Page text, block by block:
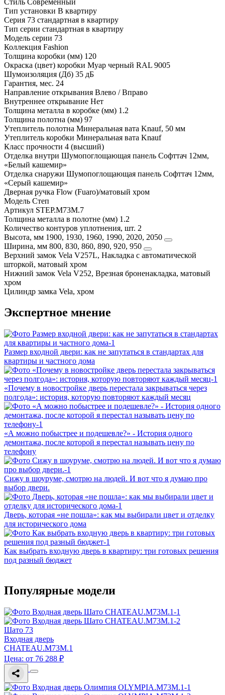
Тип установки В квартиру
Серия 73 стандартная в квартиру
Тип серии стандартная в квартиру
Модель серии 73
Коллекция Fashion
Толщина коробки (мм) 120
Окраска (цвет) коробки Муар черный RAL 9005
Шумоизоляция (Дб) 35 дБ
Гарантия, мес. 24
Направление открывания Влево / Вправо
Внутреннее открывание Нет
Толщина металла в коробке (мм) 1.2
Толщина полотна (мм) 97
Утеплитель полотна Минеральная вата Knauf, 50 мм
Утеплитель коробки Минеральная вата Knauf
Класс прочности 4 (высший)
Отделка внутри Шумопоглощающая панель Софттач 12мм,
«Белый кашемир»
Отделка снаружи Шумопоглощающая панель Софттач 12мм,
«Серый кашемир»
Дверная ручка Flow (Fuaro)/матовый хром
Модель Степ
Артикул STEP.M73M.7
Толщина металла в полотне (мм) 1.2
Количество контуров уплотнения, шт. 2
Высота, мм 1900, 1930, 1960, 1990, 2020, 2050
Ширина, мм 800, 830, 860, 890, 920, 950
Верхний замок Vela V257L, Накладка с автоматической
шторкой, матовый хром
Нижний замок Vela V252, Врезная броненакладка, матовый
хром
Цилиндр замка Vela, хром
Экспертное мнение
Размер входной двери: как не запутаться в стандартах для
квартиры и частного дома
«Почему в новостройке дверь перестала закрываться через
полгода»: история, которую повторяют каждый месяц
«А можно побыстрее и подешевле?» - История одного
демонтажа, после которой я перестал называть цену по
телефону
Сижу в шоуруме, смотрю на людей. И вот что я думаю про
выбор двери.
Дверь, которая «не пошла»: как мы выбирали цвет и отделку
для исторического дома
Как выбрать входную дверь в квартиру: три готовых решения
под разный бюджет
Популярные модели
Шато 73
Входная дверь
CHATEAU.M73M.1
Цена: от 76 288 ₽